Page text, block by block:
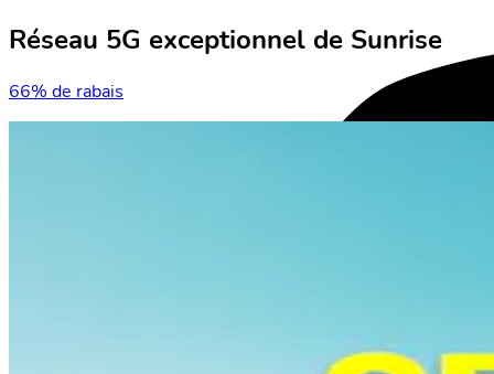
Réseau 5G exceptionnel de Sunrise
66% de rabais